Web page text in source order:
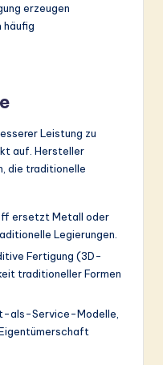
erzeugen
häufig
Leistung zu
auf. Hersteller
die traditionelle
ersetzt Metall oder
Legierungen.
Fertigung (3D-
traditioneller Formen
als-Service-Modelle,